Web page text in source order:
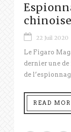
chinoise
22 Juil 2020
Le Figaro
dernier une
de
READ